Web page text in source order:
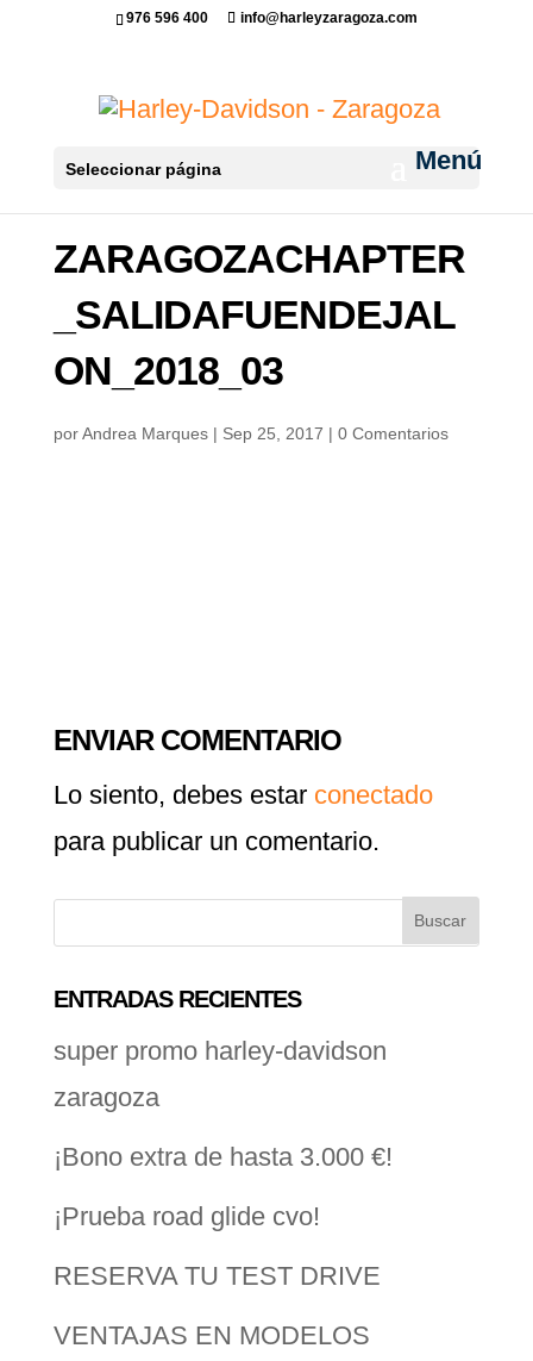
976 596 400 info@harleyzaragoza.com
Seleccionar página
ZARAGOZACHAPTER
_SALIDAFUENDEJAL
ON_2018_03
porAndrea Marques| Sep 25, 2017 | 0 Comentarios
ENVIAR COMENTARIO
Lo siento, debes estar conectado
para publicar un comentario.
ENTRADAS RECIENTES
super promo harley-davidson
zaragoza
¡Bono extra de hasta 3.000 €!
¡Prueba road glide cvo!
RESERVA TU TEST DRIVE
VENTAJAS EN MODELOS